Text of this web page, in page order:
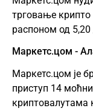
трговање
распоном од
Маркетс.цом -
Маркетс.цом је
приступ 14
криптовалутама